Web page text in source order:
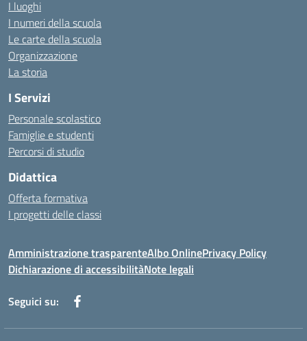
I luoghi
I numeri della scuola
Le carte della scuola
Organizzazione
La storia
I Servizi
Personale scolastico
Famiglie e studenti
Percorsi di studio
Didattica
Offerta formativa
I progetti delle classi
Amministrazione trasparenteAlbo OnlinePrivacy Policy
Dichiarazione di accessibilitàNote legali
Seguici su: